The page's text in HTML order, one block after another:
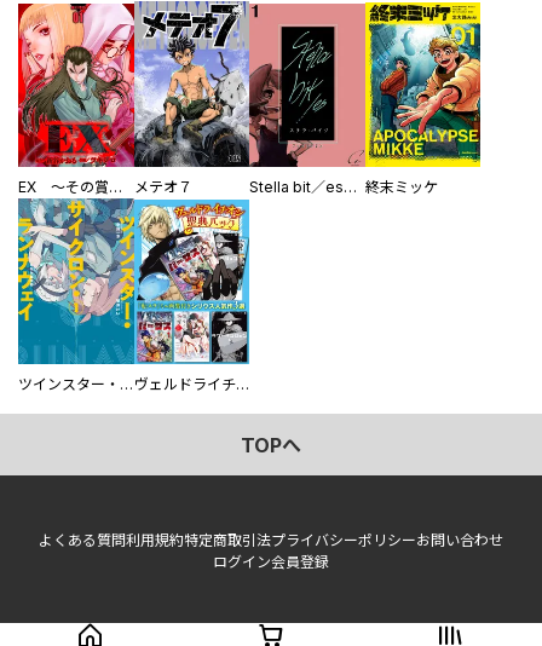
EX ～その賞金稼ぎは、世界の出口を探す～【単行本版】 メテオ７ Stella bit／es【単話版】 終末ミッケ
ツインスター・サイクロン・ランナウェイ ヴェルドライチオシ聖典パック 『転スラ』ミニ画集付き シリウス人気作３選
TOPへ
よくある質問利用規約特定商取引法プライバシーポリシーお問い合わせ
ログイン会員登録